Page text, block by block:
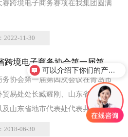
跨境电子商务赛项在我集团圆满
2022-11-30
境电子商务协会第一届第四
协会第一届第四次会议在青岛市
易处处长臧耀刚、山东省跨境电
山东省地市代表处代表共同...
2018-06-30
可以介绍下你们的产品么？